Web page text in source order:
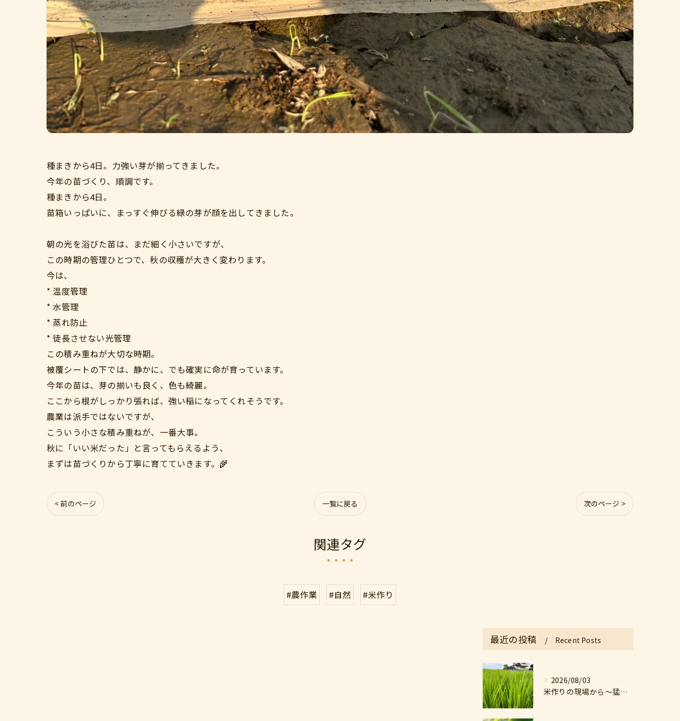
種まきから4日。力強い芽が揃ってきました。
今年の苗づくり、順調です。
種まきから4日。
苗箱いっぱいに、まっすぐ伸びる緑の芽が顔を出してきました。
朝の光を浴びた苗は、まだ細く小さいですが、
この時期の管理ひとつで、秋の収穫が大きく変わります。
今は、
* 温度管理
* 水管理
* 蒸れ防止
* 徒長させない光管理
この積み重ねが大切な時期。
被覆シートの下では、静かに、でも確実に命が育っています。
今年の苗は、芽の揃いも良く、色も綺麗。
ここから根がしっかり張れば、強い稲になってくれそうです。
農業は派手ではないですが、
こういう小さな積み重ねが、一番大事。
秋に「いい米だった」と言ってもらえるよう、
まずは苗づくりから丁寧に育てていきます。🌾
< 前のページ 一覧に戻る 次のページ >
関連タグ
#農作業 #自然 #米作り
最近の投稿 Recent Posts
2026/08/03
米作りの現場から〜猛暑の中の米